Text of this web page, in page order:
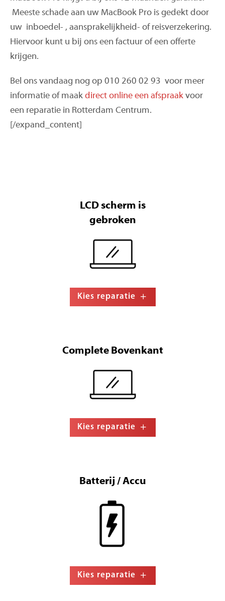
Meeste schade aan uw MacBook Pro is gedekt door
uw inboedel- , aansprakelijkheid- of reisverzekering.
Hiervoor kunt u bij ons een factuur of een offerte
krijgen.
Bel ons vandaag nog op 010 260 02 93 voor meer
informatie of maak direct online een afspraak voor
een reparatie in Rotterdam Centrum.
[/expand_content]
LCD scherm is
gebroken
Kies reparatie
Complete Bovenkant
Kies reparatie
Batterij / Accu
Kies reparatie